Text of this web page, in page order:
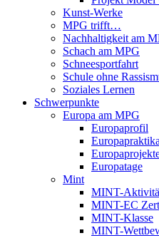
Kunst-Werke
MPG trifft…
Nachhaltigkeit am
Schach am MPG
Schneesportfahrt
Schule ohne
Soziales Lernen
Schwerpunkte
Europa am MPG
Europaprofil
Europapraktika
Europatage
Mint
MINT-
MINT-EC
MINT-Klasse
MINT-